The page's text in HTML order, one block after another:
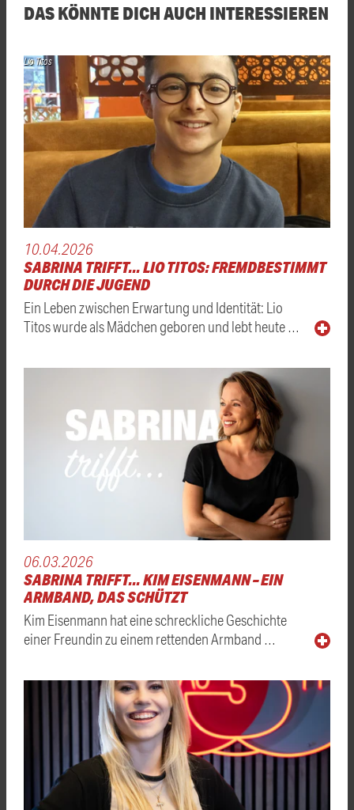
DAS KÖNNTE DICH AUCH INTERESSIEREN
Lio Titos
10.04.2026
SABRINA TRIFFT... LIO TITOS: FREMDBESTIMMT
DURCH DIE JUGEND
Ein Leben zwischen Erwartung und Identität: Lio
Titos wurde als Mädchen geboren und lebt heute …
06.03.2026
SABRINA TRIFFT... KIM EISENMANN – EIN
ARMBAND, DAS SCHÜTZT
Kim Eisenmann hat eine schreckliche Geschichte
einer Freundin zu einem rettenden Armband …